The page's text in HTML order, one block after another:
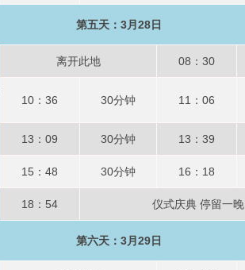
第五天：3月28日
离开此地 08：30
10：36 30分钟 11：06
13：09 30分钟 13：39
15：48 30分钟 16：18
18：54 仪式庆典 停留一晚
第六天：3月29日